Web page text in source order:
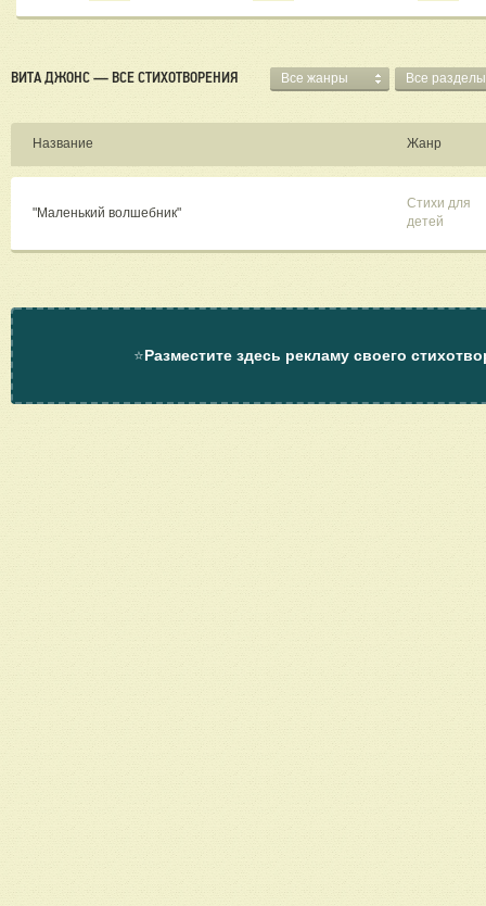
ВИТА ДЖОНС — ВСЕ СТИХОТВОРЕНИЯ Все жанры Все разделы
Название Жанр
"Маленький волшебник"
Стихи для
детей
⭐Разместите здесь рекламу своего